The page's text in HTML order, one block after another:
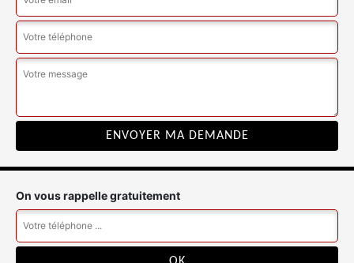
On vous rappelle gratuitement